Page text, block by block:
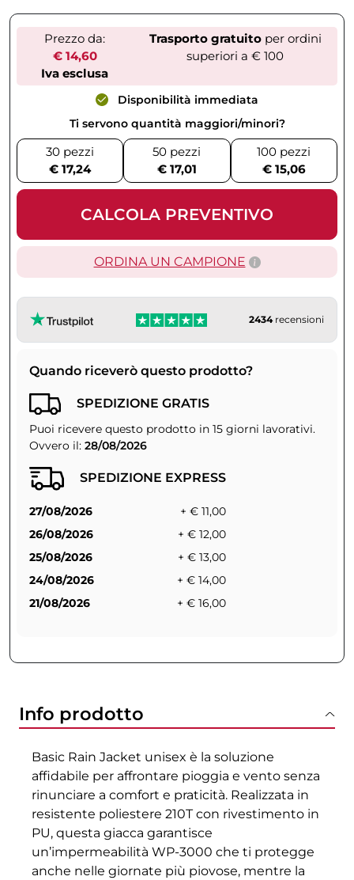
Prezzo da:
€ 14,60
Iva esclusa
Trasporto gratuitoper ordini
superiori a € 100
Disponibilità immediata
Ti servono quantità maggiori/minori?
30 pezzi
€ 17,24
50 pezzi
€ 17,01
100 pezzi
€ 15,06
CALCOLA PREVENTIVO
ORDINA UN CAMPIONE
2434recensioni
Quando riceverò questo prodotto?
SPEDIZIONE GRATIS
Puoi ricevere questo prodotto in 15 giorni lavorativi.
Ovvero il: 28/08/2026
SPEDIZIONE EXPRESS
27/08/2026
+ € 11,00
26/08/2026
+ € 12,00
25/08/2026
+ € 13,00
24/08/2026
+ € 14,00
21/08/2026
+ € 16,00
Info prodotto
Basic Rain Jacket unisex è la soluzione
affidabile per affrontare pioggia e vento senza
rinunciare a comfort e praticità. Realizzata in
resistente poliestere 210T con rivestimento in
PU, questa giacca garantisce
un’impermeabilità WP-3000 che ti protegge
anche nelle giornate più piovose, mentre la